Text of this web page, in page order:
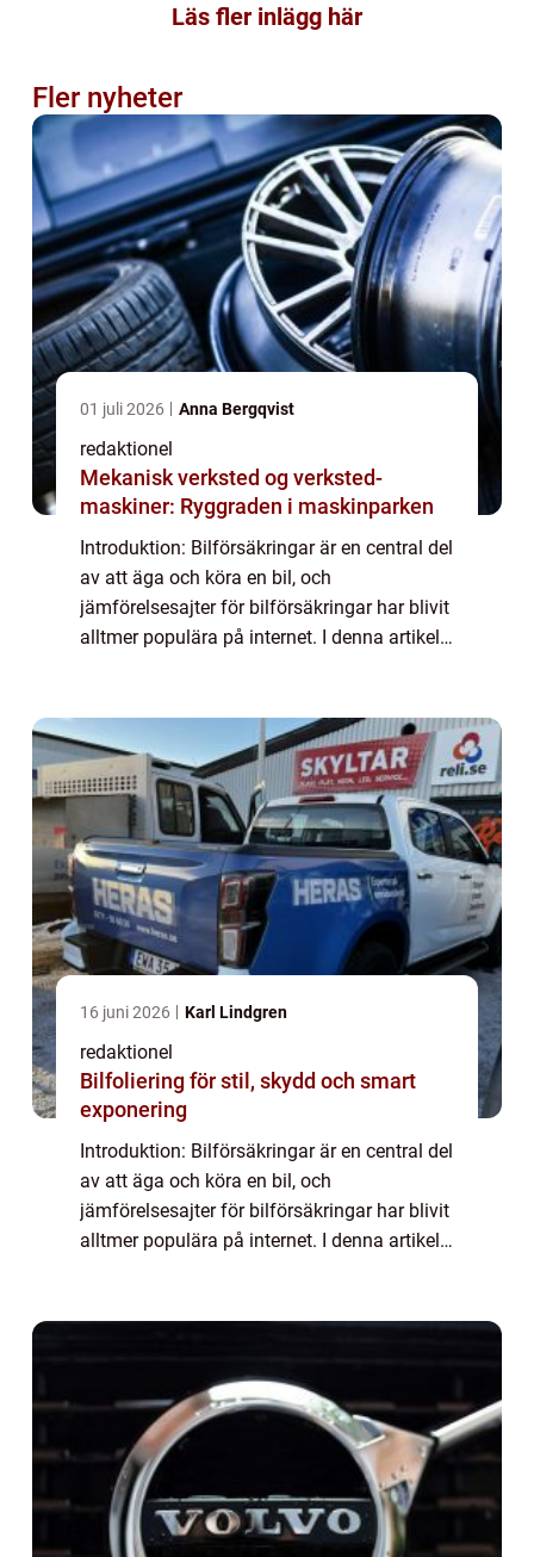
Läs fler inlägg här
Fler nyheter
01 juli 2026 Anna Bergqvist
redaktionel
Mekanisk verksted og verksted-
maskiner: Ryggraden i maskinparken
Introduktion: Bilförsäkringar är en central del
av att äga och köra en bil, och
jämförelsesajter för bilförsäkringar har blivit
alltmer populära på internet. I denna artikel
16 juni 2026 Karl Lindgren
redaktionel
Bilfoliering för stil, skydd och smart
exponering
Introduktion: Bilförsäkringar är en central del
av att äga och köra en bil, och
jämförelsesajter för bilförsäkringar har blivit
alltmer populära på internet. I denna artikel